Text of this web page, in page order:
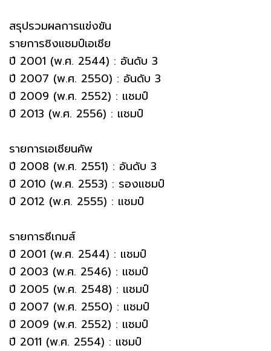
สรุปรวมผลการแข่งขัน
รายการชิงแชมป์เอเชีย
ปี 2001 (พ.ศ. 2544) : อันดับ 3
ปี 2007 (พ.ศ. 2550) : อันดับ 3
ปี 2009 (พ.ศ. 2552) : แชมป์
ปี 2013 (พ.ศ. 2556) : แชมป์
รายการเอเชียนคัพ
ปี 2008 (พ.ศ. 2551) : อันดับ 3
ปี 2010 (พ.ศ. 2553) : รองแชมป์
ปี 2012 (พ.ศ. 2555) : แชมป์
รายการซีเกมส์
ปี 2001 (พ.ศ. 2544) : แชมป์
ปี 2003 (พ.ศ. 2546) : แชมป์
ปี 2005 (พ.ศ. 2548) : แชมป์
ปี 2007 (พ.ศ. 2550) : แชมป์
ปี 2009 (พ.ศ. 2552) : แชมป์
ปี 2011 (พ.ศ. 2554) : แชมป์